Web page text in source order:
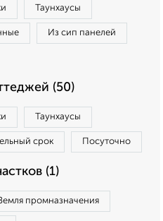
Таунхаусы
Из сип панелей
(50)
Таунхаусы
срок Посуточно
(1)
промназначения